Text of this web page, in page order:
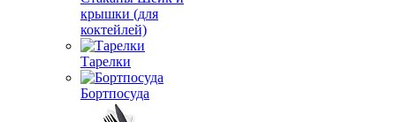
крышки (для
коктейлей)
Тарелки
Бортпосуда